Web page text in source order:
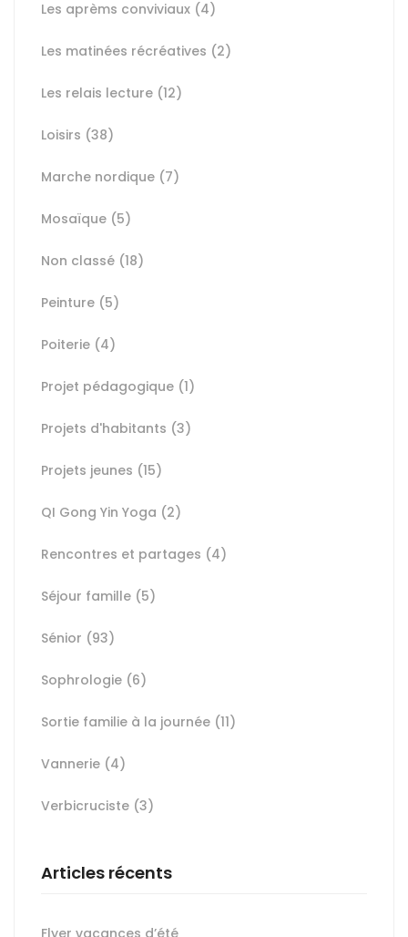
Les aprèms conviviaux (4)
Les matinées récréatives (2)
Les relais lecture (12)
Loisirs (38)
Marche nordique (7)
Mosaïque (5)
Non classé (18)
Peinture (5)
Poiterie (4)
Projet pédagogique (1)
Projets d'habitants (3)
Projets jeunes (15)
QI Gong Yin Yoga (2)
Rencontres et partages (4)
Séjour famille (5)
Sénior (93)
Sophrologie (6)
Sortie familie à la journée (11)
Vannerie (4)
Verbicruciste (3)
Articles récents
Flyer vacances d’été